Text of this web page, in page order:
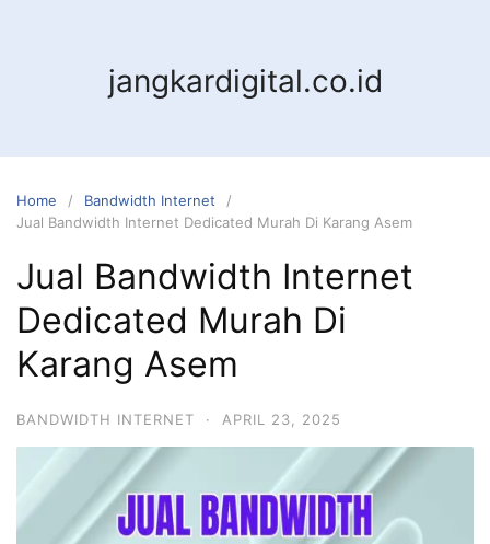
jangkardigital.co.id
Home
Bandwidth Internet
Jual Bandwidth Internet Dedicated Murah Di Karang Asem
Jual Bandwidth Internet
Dedicated Murah Di
Karang Asem
BANDWIDTH INTERNET · APRIL 23, 2025